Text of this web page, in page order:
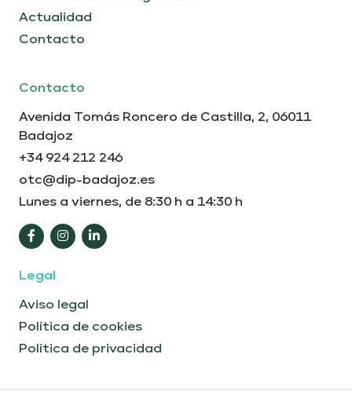
Actualidad
Contacto
Contacto
Avenida Tomás Roncero de Castilla, 2, 06011
Badajoz
+34 924 212 246
otc@dip-badajoz.es
Lunes a viernes, de 8:30 h a 14:30 h
Legal
Aviso legal
Política de cookies
Política de privacidad